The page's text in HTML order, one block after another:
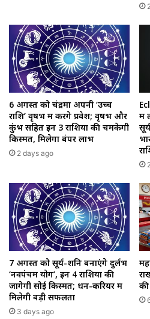
6 अगस्त को चंद्रमा अपनी ‘उच्च
राशि’ वृषभ में करेंगे प्रवेश; वृषभ और
कुंभ सहित इन 3 राशियों की चमकेगी
किस्मत, मिलेगा बंपर लाभ
2 days ago
में
7 अगस्त को सूर्य-शनि बनाएंगे दुर्लभ
‘नवपंचम योग’, इन 4 राशियों की
जागेगी सोई किस्मत; धन-करियर में
मिलेगी बड़ी सफलता
3 days ago
की